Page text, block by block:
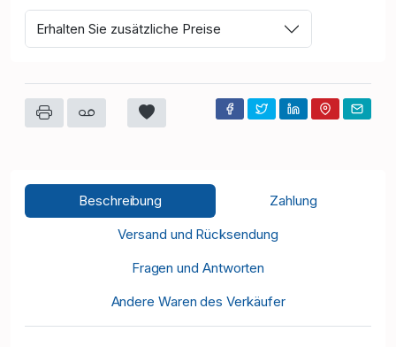
Erhalten Sie zusätzliche Preise
Beschreibung
Zahlung
Versand und Rücksendung
Fragen und Antworten
Andere Waren des Verkäufer